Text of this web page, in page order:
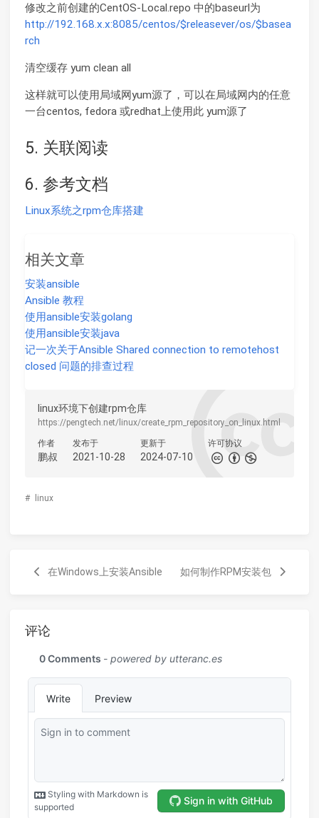
修改之前创建的CentOS-Local.repo 中的baseurl为
http://192.168.x.x:8085/centos/$releasever/os/$basea
rch
清空缓存 yum clean all
这样就可以使用局域网yum源了，可以在局域网内的任意
一台centos, fedora 或redhat上使用此 yum源了
5. 关联阅读
6. 参考文档
Linux系统之rpm仓库搭建
相关文章
安装ansible
Ansible 教程
使用ansible安装golang
使用ansible安装java
记一次关于Ansible Shared connection to remotehost
closed 问题的排查过程
linux环境下创建rpm仓库
https://pengtech.net/linux/create_rpm_repository_on_linux.html
作者
鹏叔
发布于
2021-10-28
更新于
2024-07-10
许可协议
# linux
在Windows上安装Ansible 如何制作RPM安装包
评论